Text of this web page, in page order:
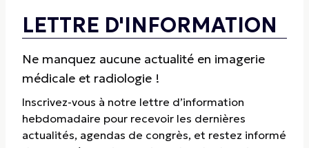
LETTRE D'INFORMATION
Ne manquez aucune actualité en imagerie
médicale et radiologie !
Inscrivez-vous à notre lettre d’information
hebdomadaire pour recevoir les dernières
actualités, agendas de congrès, et restez informé